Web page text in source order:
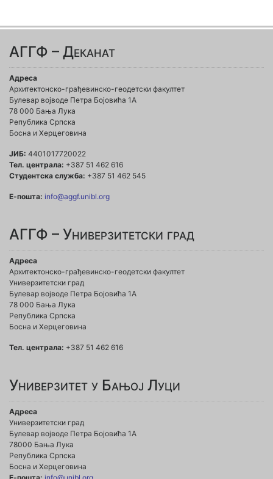
АГГФ – Деканат
Адреса
Архитектонско-грађевинско-геодетски факултет
Булевар војводе Петра Бојовића 1A
78 000 Бања Лука
Република Српска
Босна и Херцеговина
ЈИБ: 4401017720022
Тел. централа: +387 51 462 616
Студентска служба: +387 51 462 545
Е-пошта: info@aggf.unibl.org
АГГФ – Универзитетски град
Адреса
Архитектонско-грађевинско-геодетски факултет
Универзитетски град
Булевар војводе Петра Бојовића 1A
78 000 Бања Лука
Република Српска
Босна и Херцеговина
Тел. централа: +387 51 462 616
Универзитет у Бањој Луци
Адреса
Универзитетски град
Булевар војводе Петра Бојовића 1А
78000 Бања Лука
Република Српска
Босна и Херцеговина